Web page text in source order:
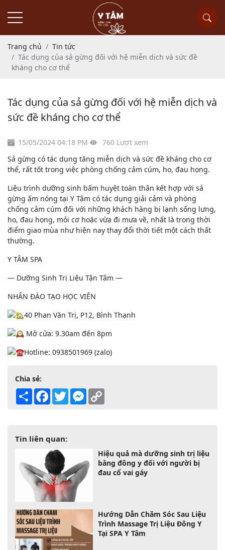
Trang chủ
Tin tức
Tác dụng của sả gừng đối với hệ miễn dịch và sức đề
kháng cho cơ thể
Tác dụng của sả gừng đối với hệ miễn dịch và
sức đề kháng cho cơ thể
15/05/2024 04:18 PM
760 Lượt xem
Sả gừng có tác dụng tăng miễn dịch và sức đề kháng cho cơ
thể, rất tốt trong việc phòng chống cảm cúm, ho, đau họng.
Liệu trình dưỡng sinh bấm huyệt toàn thân kết hợp với sả
gừng ấm nóng tại Y Tâm có tác dụng giải cảm và phòng
chống cảm cúm đối với những khách hàng bị lạnh sống lưng,
ho, đau họng, mỏi cơ hoặc vừa đi mưa về, nhất là trong thời
điểm giao mùa như hiện nay thay đổi thời tiết một cách thất
thường.
Y TÂM SPA
— Dưỡng Sinh Trị Liệu Tận Tâm —
NHẬN ĐÀO TẠO HỌC VIÊN
40 Phan Văn Trị, P12, Bình Thạnh
Mở cửa: 9.30am đến 8pm
Hotline: 0938501969 (zalo)
Chia sẻ:
Share Facebook
TwitterMessenger
Tin liên quan:
Hiệu quả mà dưỡng sinh trị liệu
bằng đông y đối với người bị
đau cổ vai gáy
Hướng Dẫn Chăm Sóc Sau Liệu
Trình Massage Trị Liệu Đông Y
Tại SPA Y Tâm